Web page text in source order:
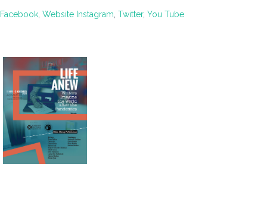
Facebook Website Instagram Twitter, You Tube